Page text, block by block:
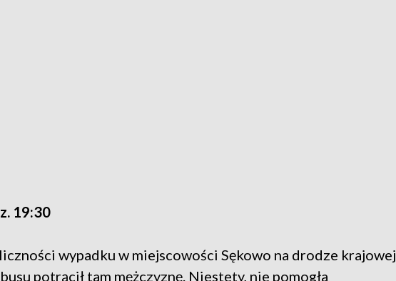
19:30
wypadku w miejscowości Sękowo na drodze krajowej
potrącił tam mężczyznę. Niestety, nie pomogła